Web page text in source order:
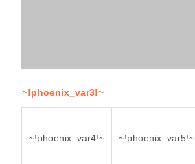
~!phoenix_var3!~
~!phoenix_var4!~ ~!phoenix_var5!~